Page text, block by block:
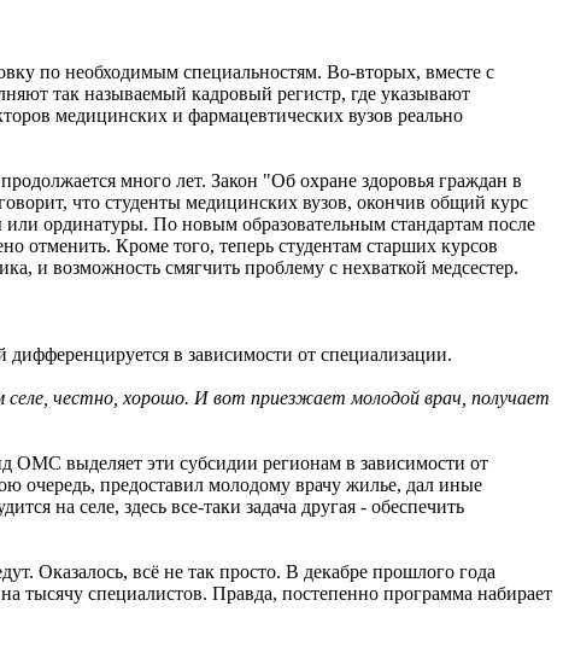
по необходимым специальностям. Во-вторых, вместе с
так называемый кадровый регистр, где указывают
медицинских и фармацевтических вузов реально
много лет. Закон "Об охране здоровья граждан в
что студенты медицинских вузов, окончив общий курс
или ординатуры. По новым образовательным стандартам после
отменить. Кроме того, теперь студентам старших курсов
и возможность смягчить проблему с нехваткой медсестер.
в зависимости от специализации.
честно, хорошо. И вот приезжает молодой врач, получает
ОМС выделяет эти субсидии регионам в зависимости от
очередь, предоставил молодому врачу жилье, дал иные
на селе, здесь все-таки задача другая - обеспечить
Оказалось, всё не так просто. В декабре прошлого года
тысячу специалистов. Правда, постепенно программа набирает